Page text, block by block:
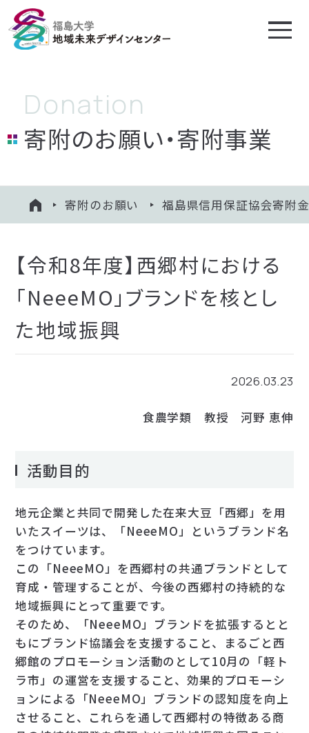
地域未来デザイン センターについて
プロジェクト
相談する
知る・学ぶ
寄附のお願い
福島大学絆会
お問い合わせ
寄附のお願い・寄附事業
HOME
寄附のお願い 福島県信用保証協会寄附
【令和8年度】西郷村における
「NeeeMO」ブランドを核とし
た地域振興
2026.03.23
食農学類 教授 河野 恵伸
活動目的
地元企業と共同で開発した在来大豆「西郷」を用
いたスイーツは、「NeeeMO」というブランド名
をつけています。
この「NeeeMO」を西郷村の共通ブランドとして
育成・管理することが、今後の西郷村の持続的な
地域振興にとって重要です。
そのため、「NeeeMO」ブランドを拡張するとと
もにブランド協議会を支援すること、まるごと西
郷館のプロモーション活動のとして10月の「軽ト
ラ市」の運営を支援すること、効果的プロモーシ
ョンによる「NeeeMO」ブランドの認知度を向上
させること、これらを通して西郷村の特徴ある商